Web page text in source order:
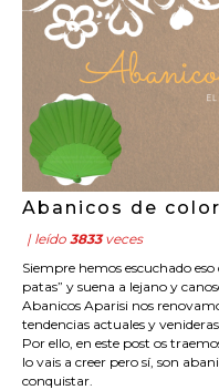
Abanicos de
| leído 3833veces
Siempre hemos escuchado eso
patas” y suena a lejano y
Abanicos Aparisi nos
tendencias actuales y venideras.
Por ello, en este post os
lo vais a creer pero sí, son
conquistar.